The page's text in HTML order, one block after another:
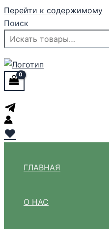
Перейти к содержимому
Поиск
♥
ГЛАВНАЯ
О НАС